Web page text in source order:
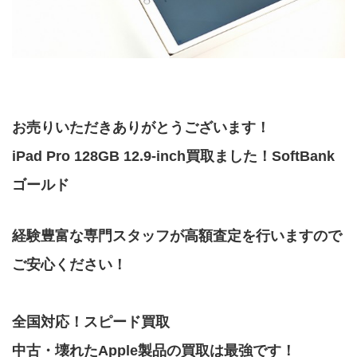
お売りいただきありがとうございます！
iPad Pro 128GB 12.9-inch買取ました！SoftBank
ゴールド
経験豊富な専門スタッフが高額査定を行いますので
ご安心ください！
全国対応！スピード買取
中古・壊れたApple製品の買取は最強です！